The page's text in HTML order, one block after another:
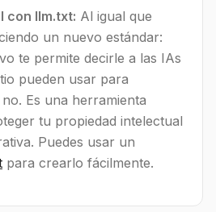
con llm.txt: Al igual que
un nuevo estándar:
te permite decirle a las IAs
pueden usar para
Es una herramienta
tu propiedad intelectual
Puedes usar un
para crearlo fácilmente.